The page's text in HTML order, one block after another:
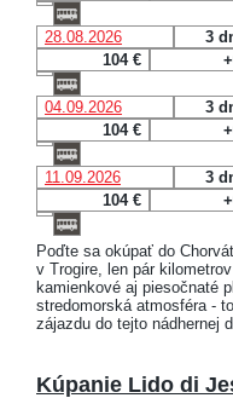
28.08.2026 3
104 €
04.09.2026 3
104 €
11.09.2026 3
104 €
Poďte sa okúpať do
v Trogire, len pár
kamienkové aj piesočnaté
stredomorská atmosféra -
zájazdu do tejto nádhernej
Kúpanie Lido di